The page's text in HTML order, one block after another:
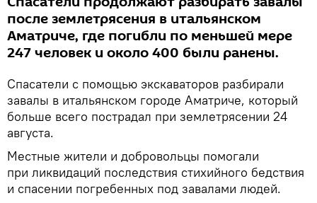
после землетрясения в итальянском
Аматриче, где погибли по меньшей мере
247 человек и около 400 были ранены.
Спасатели с помощью экскаваторов разбирали
завалы в итальянском городе Аматриче, который
больше всего пострадал при землетрясении 24
августа.
Местные жители и добровольцы помогали
при ликвидаций последствия стихийного бедствия
и спасении погребенных под завалами людей.